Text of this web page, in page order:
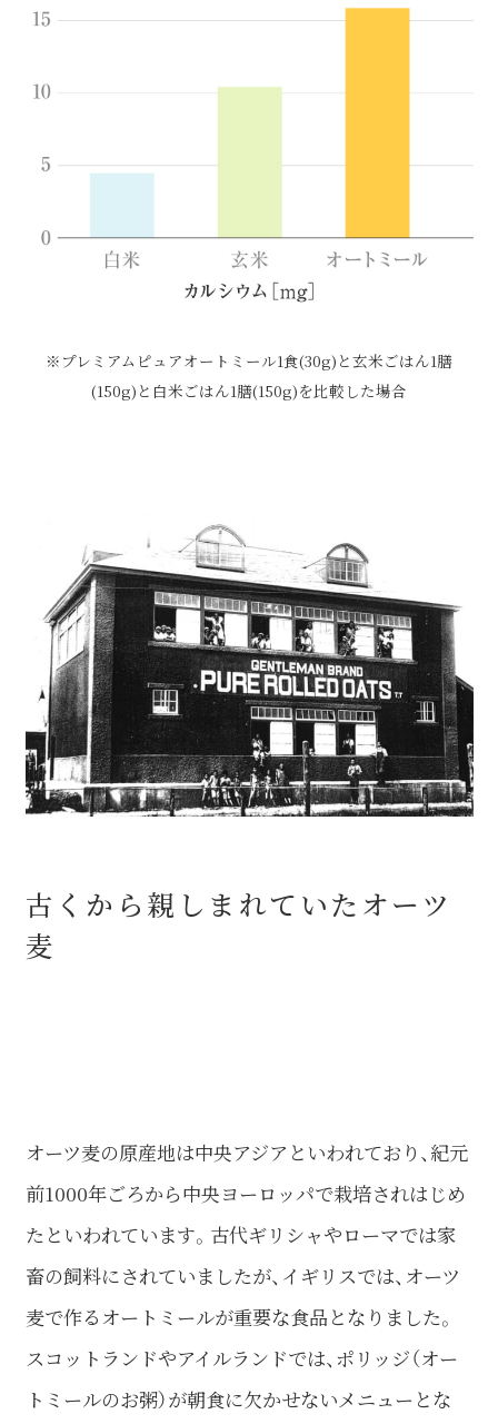
※プレミアムピュアオートミール1食(30g)と玄米ごはん1膳
(150g)と白米ごはん1膳(150g)を比較した場合
古くから親しまれていたオーツ
麦
オーツ麦の原産地は中央アジアといわれており、紀元
前1000年ごろから中央ヨーロッパで栽培されはじめ
たといわれています。古代ギリシャやローマでは家
畜の飼料にされていましたが、イギリスでは、オーツ
麦で作るオートミールが重要な食品となりました。
スコットランドやアイルランドでは、ポリッジ（オー
トミールのお粥）が朝食に欠かせないメニューとな